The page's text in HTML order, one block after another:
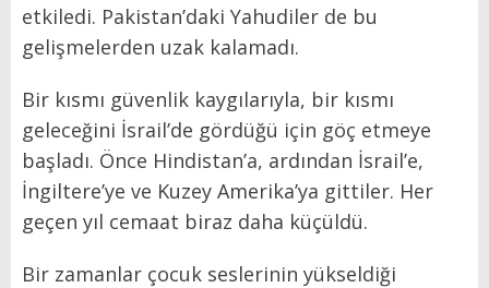
etkiledi. Pakistan’daki Yahudiler de bu
gelişmelerden uzak kalamadı.
Bir kısmı güvenlik kaygılarıyla, bir kısmı
geleceğini İsrail’de gördüğü için göç etmeye
başladı. Önce Hindistan’a, ardından İsrail’e,
İngiltere’ye ve Kuzey Amerika’ya gittiler. Her
geçen yıl cemaat biraz daha küçüldü.
Bir zamanlar çocuk seslerinin yükseldiği